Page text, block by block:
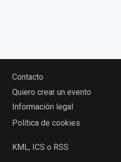
Contacto
Quiero crear un evento
Información legal
Política de cookies
KML, ICS o RSS